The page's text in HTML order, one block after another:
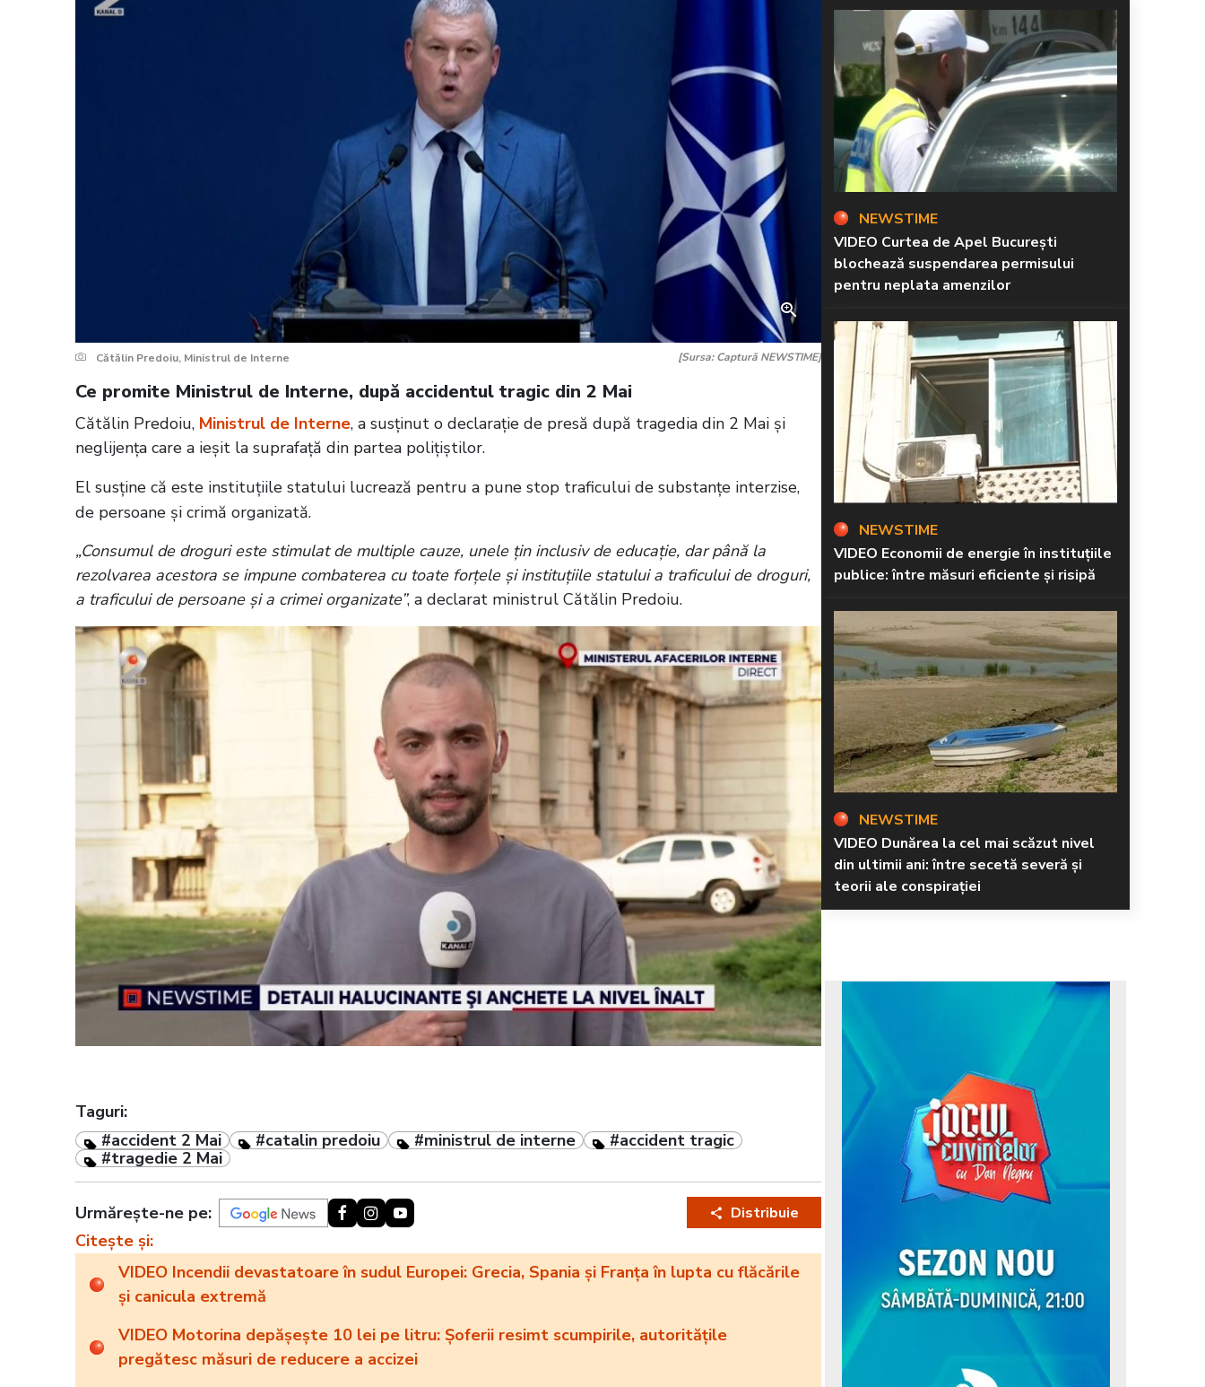
Cătălin Predoiu, Ministrul de Interne [Sursa: Captură NEWSTIME]
Ce promite Ministrul de Interne, după accidentul tragic din 2 Mai
Cătălin Predoiu, Ministrul de Interne, a susținut o declarație de presă după tragedia din 2 Mai și
neglijența care a ieșit la suprafață din partea polițiștilor.
El susține că este instituțiile statului lucrează pentru a pune stop traficului de substanțe interzise,
de persoane și crimă organizată.
„Consumul de droguri este stimulat de multiple cauze, unele țin inclusiv de educație, dar până la
rezolvarea acestora se impune combaterea cu toate forțele și instituțiile statului a traficului de droguri,
a traficului de persoane și a crimei organizate”, a declarat ministrul Cătălin Predoiu.
Taguri:
#accident 2 Mai
#catalin predoiu #ministrul de interne
#accident tragic
#tragedie 2 Mai
Urmărește-ne pe: Distribuie
Citește și:
VIDEO Incendii devastatoare în sudul Europei: Grecia, Spania și Franța în lupta cu flăcările
și canicula extremă
VIDEO Motorina depășește 10 lei pe litru: Șoferii resimt scumpirile, autoritățile
pregătesc măsuri de reducere a accizei
NEWSTIME
VIDEO Curtea de Apel București
blochează suspendarea permisului
pentru neplata amenzilor
NEWSTIME
VIDEO Economii de energie în instituțiile
publice: între măsuri eficiente și risipă
NEWSTIME
VIDEO Dunărea la cel mai scăzut nivel
din ultimii ani: între secetă severă și
teorii ale conspirației